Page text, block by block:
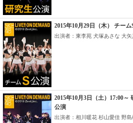
2015年10月29日（木） チー
出演者：東李苑 犬塚あさな 大矢
2015年10月3日（土）17:00～
公演
出演者：相川暖花 杉山愛佳 野島